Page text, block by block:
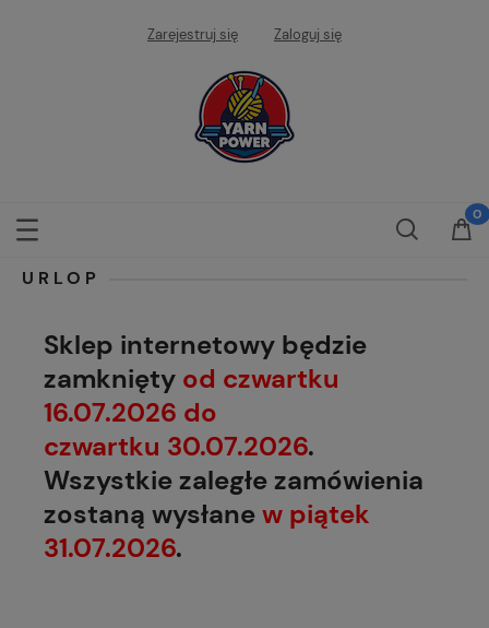
Zarejestruj się Zaloguj się
URLOP
Sklep internetowy będzie
zamknięty od czwartku
16.07.2026 do
czwartku 30.07.2026.
Wszystkie zaległe zamówienia
zostaną wysłanew piątek
31.07.2026.